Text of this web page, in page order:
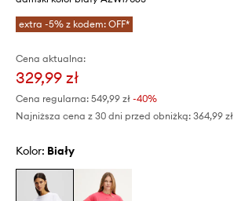
extra -5% z kodem: OFF*
Cena aktualna:
329,99 zł
Cena regularna: 549,99 zł -40%
Najniższa cena z 30 dni przed obniżką: 364,99 zł
Kolor: biały